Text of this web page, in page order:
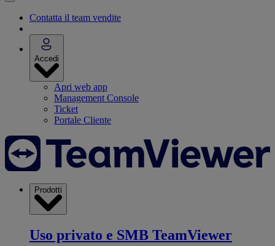
Contatta il team vendite
Accedi
Apri web app
Management Console
Ticket
Portale Cliente
Prodotti
Uso privato e SMB TeamViewer